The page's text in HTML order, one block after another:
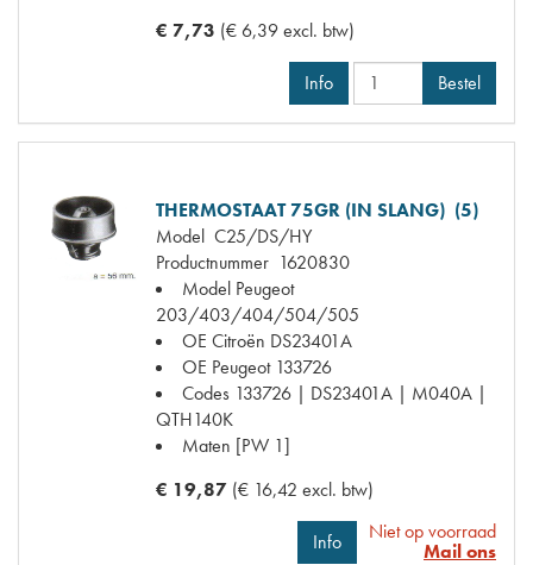
€ 7,73 (€ 6,39 excl. btw)
Info Bestel
THERMOSTAAT 75GR (IN SLANG) (5)
Model C25/DS/HY
Productnummer 1620830
Model Peugeot
203/403/404/504/505
OE Citroën DS23401A
OE Peugeot 133726
Codes 133726 | DS23401A | M040A |
QTH140K
Maten [PW 1]
€ 19,87 (€ 16,42 excl. btw)
Info
Niet op voorraad
Mail ons